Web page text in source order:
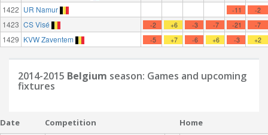
1422 UR Namur -11 -2
1423 CS Visé -2 +6 -3 -7 -21 -7
1429 KVW Zaventem -5 +7 -6 +6 -3 +2
2014-2015 Belgium season: Games and upcoming
fixtures
Date Competition Home